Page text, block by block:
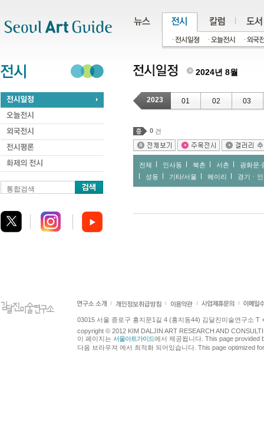
통합검색
2024년 8월
2023 01 02 03
0 건
전체 인사동 북촌 서촌
광화문∙
성동
기타/서울 헤이리 경기ㆍ
03015 서울 종로구 홍지문1길 4 (홍지동44) 김달진미술연구소 T
copyright © 2012 KIM DALJIN ART RESEARCH AND
이 페이지는 서울아트가이드에서 제공됩니다. This page provided
다음 브라우져 에서 최적화 되어있습니다. This page optimized